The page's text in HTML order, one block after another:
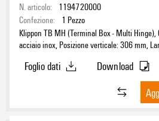
N. articolo:
1194720000
Confezione:
1 Pezzo
Klippon TB MH (Terminal Box - Multi Hinge),
acciaio inox, Posizione verticale: 306 mm,
inossidabile 1.4404 (316L), lucidatura
Foglio dati
Download